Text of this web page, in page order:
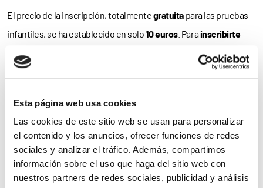
Esta página web usa cookies
Las cookies de este sitio web se usan para personalizar
el contenido y los anuncios, ofrecer funciones de redes
sociales y analizar el tráfico. Además, compartimos
información sobre el uso que haga del sitio web con
nuestros partners de redes sociales, publicidad y análisis
El precio de la inscripción, totalmentegratuitapara las pruebas
infantiles, se ha establecido en solo10 euros. Parainscribirte
clica aquí
Los organizadores han habilitado un‘dorsal 0’para todas
aquellas personas que, no pudiendo participar en la prueba,
quieran colaborar con estacausa solidaria. Paracolaborar con tu
donativoa través del ‘dorsal 0’,clica aquí.
150 niños